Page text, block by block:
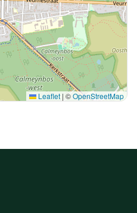
Leaflet | ©OpenStreetMap